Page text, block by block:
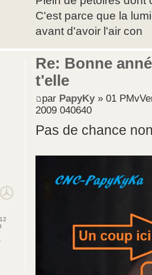
C'est parce que la
avant d'avoir l'air con
Re: Bonne
t'elle
par PapyKy» 01
2009 040640
Pas de chance